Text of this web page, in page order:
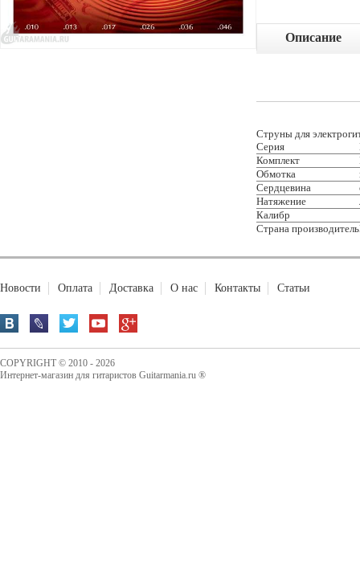
Описание
Струны для
Серия
Комплект
Обмотка
Сердцевина
Натяжение
Калибр
Страна производитель
Новости Оплата Доставка О нас Контакты Статьи
COPYRIGHT © 2010 - 2026
Интернет-магазин для гитаристов Guitarmania.ru ®